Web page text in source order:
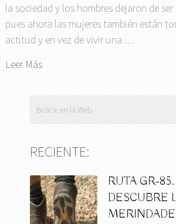
la sociedad y los hombres dejaron de
pues ahora las mujeres también están
actitud y en vez de vivir una …
Leer Más
RECIENTE:
RUTA GR-85.
DESCUBRE